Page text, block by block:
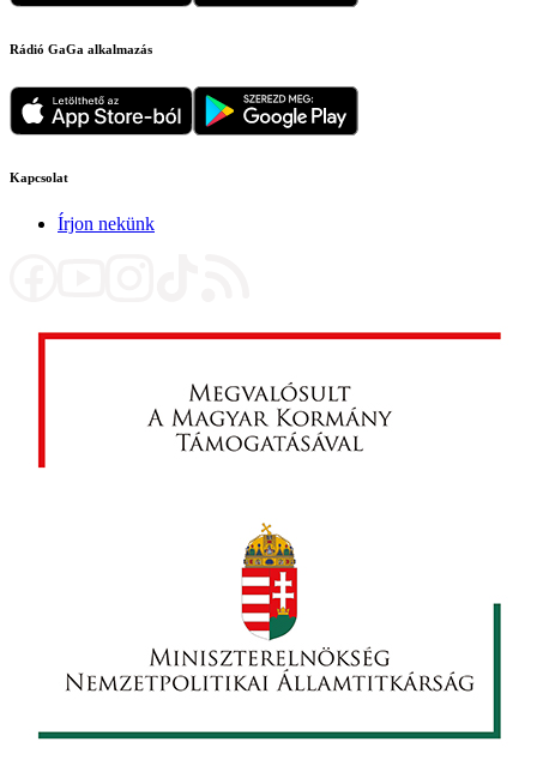
Rádió GaGa alkalmazás
Kapcsolat
Írjon nekünk